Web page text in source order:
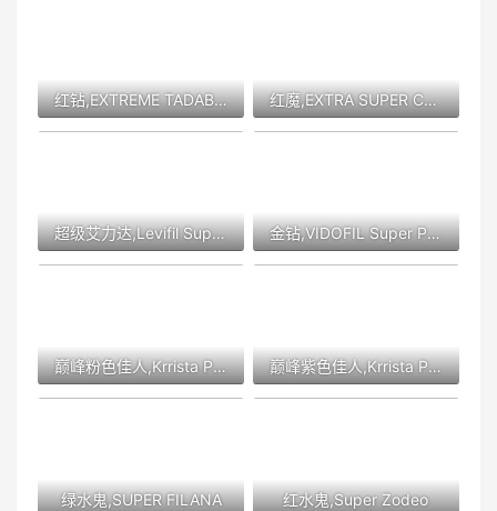
红钻,EXTREME TADABLAZE 红魔,EXTRA SUPER COT
超级艾力达,Levifil Super Power 金钻,VIDOFIL Super Power
巅峰粉色佳人,Krrista Pink Flame 巅峰紫色佳人,Krrista Purple Flame
绿水鬼,SUPER FILANA 红水鬼,Super Zodeo